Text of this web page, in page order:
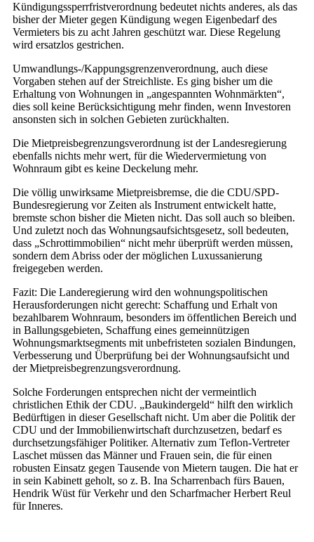
Kündigungssperrfristverordnung bedeutet nichts anderes, als das
bisher der Mieter gegen Kündigung wegen Eigenbedarf des
Vermieters bis zu acht Jahren geschützt war. Diese Regelung
wird ersatzlos gestrichen.
Umwandlungs-/Kappungsgrenzenverordnung, auch diese
Vorgaben stehen auf der Streichliste. Es ging bisher um die
Erhaltung von Wohnungen in „angespannten Wohnmärkten“,
dies soll keine Berücksichtigung mehr finden, wenn Investoren
ansonsten sich in solchen Gebieten zurückhalten.
Die Mietpreisbegrenzungsverordnung ist der Landesregierung
ebenfalls nichts mehr wert, für die Wiedervermietung von
Wohnraum gibt es keine Deckelung mehr.
Die völlig unwirksame Mietpreisbremse, die die CDU/SPD-
Bundesregierung vor Zeiten als Instrument entwickelt hatte,
bremste schon bisher die Mieten nicht. Das soll auch so bleiben.
Und zuletzt noch das Wohnungsaufsichtsgesetz, soll bedeuten,
dass „Schrottimmobilien“ nicht mehr überprüft werden müssen,
sondern dem Abriss oder der möglichen Luxussanierung
freigegeben werden.
Fazit: Die Landeregierung wird den wohnungspolitischen
Herausforderungen nicht gerecht: Schaffung und Erhalt von
bezahlbarem Wohnraum, besonders im öffentlichen Bereich und
in Ballungsgebieten, Schaffung eines gemeinnützigen
Wohnungsmarktsegments mit unbefristeten sozialen Bindungen,
Verbesserung und Überprüfung bei der Wohnungsaufsicht und
der Mietpreisbegrenzungsverordnung.
Solche Forderungen entsprechen nicht der vermeintlich
christlichen Ethik der CDU. „Baukindergeld“ hilft den wirklich
Bedürftigen in dieser Gesellschaft nicht. Um aber die Politik der
CDU und der Immobilienwirtschaft durchzusetzen, bedarf es
durchsetzungsfähiger Politiker. Alternativ zum Teflon-Vertreter
Laschet müssen das Männer und Frauen sein, die für einen
robusten Einsatz gegen Tausende von Mietern taugen. Die hat er
in sein Kabinett geholt, so z. B. Ina Scharrenbach fürs Bauen,
Hendrik Wüst für Verkehr und den Scharfmacher Herbert Reul
für Inneres.